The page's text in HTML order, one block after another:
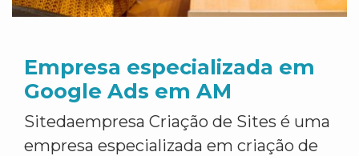
Empresa especializada em
Google Ads em AM
Sitedaempresa Criação de Sites é uma
empresa especializada em criação de